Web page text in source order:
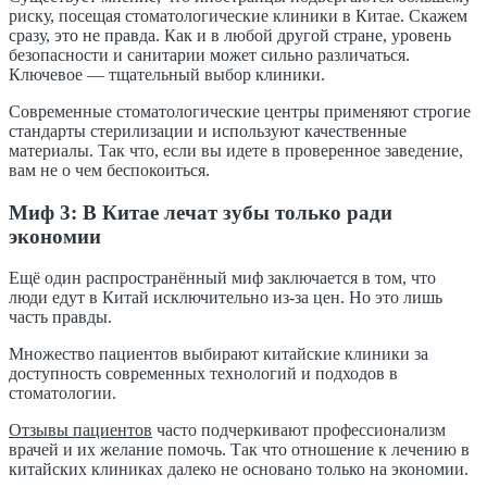
риску, посещая стоматологические клиники в Китае. Скажем
сразу, это не правда. Как и в любой другой стране, уровень
безопасности и санитарии может сильно различаться.
Ключевое — тщательный выбор клиники.
Современные стоматологические центры применяют строгие
стандарты стерилизации и используют качественные
материалы. Так что, если вы идете в проверенное заведение,
вам не о чем беспокоиться.
Миф 3: В Китае лечат зубы только ради
экономии
Ещё один распространённый миф заключается в том, что
люди едут в Китай исключительно из-за цен. Но это лишь
часть правды.
Множество пациентов выбирают китайские клиники за
доступность современных технологий и подходов в
стоматологии.
Отзывы пациентов часто подчеркивают профессионализм
врачей и их желание помочь. Так что отношение к лечению в
китайских клиниках далеко не основано только на экономии.